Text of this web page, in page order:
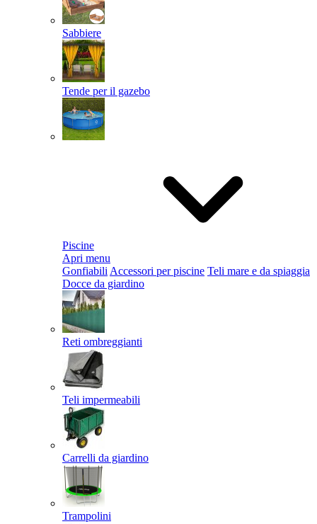
Sabbiere
Tende per il gazebo
Piscine
Apri menu
Gonfiabili Accessori per piscine Teli mare e da spiaggia
Docce da giardino
Reti ombreggianti
Teli impermeabili
Carrelli da giardino
Trampolini